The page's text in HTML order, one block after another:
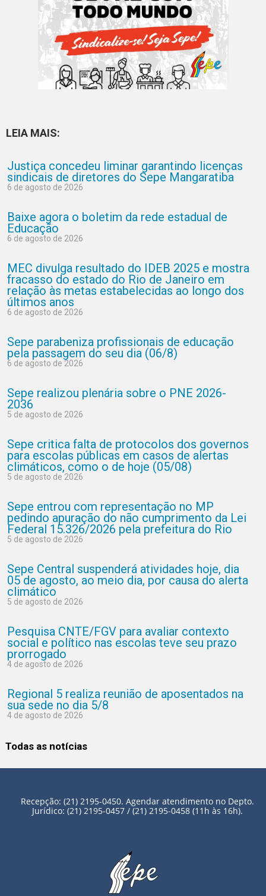
LEIA MAIS:
Justiça concedeu liminar garantindo licenças
sindicais de diretores do Sepe Mangaratiba
6 de agosto de 2026
Baixe agora o boletim da rede estadual de
Educação
6 de agosto de 2026
MEC divulga resultado do IDEB 2025 e mostra
fracasso do estado do Rio de Janeiro em
relação às metas estabelecidas ao longo dos
últimos anos
6 de agosto de 2026
Sepe parabeniza profissionais de educação
pela passagem do seu dia (06/8)
6 de agosto de 2026
Sepe realizou plenária sobre o PNE 2026-
2036
5 de agosto de 2026
Sepe critica falta de protocolos dos governos
para escolas públicas em casos de alertas
climáticos, como o de hoje (05/08)
5 de agosto de 2026
Sepe entrou com representação no MP
pedindo apuração do não cumprimento da Lei
Federal 15.326/2026 pela prefeitura do Rio
5 de agosto de 2026
Sepe Central suspenderá atividades hoje, dia
05 de agosto, ao meio dia, por causa do alerta
climático
5 de agosto de 2026
Pesquisa CNTE/FGV para avaliar contexto
social e político nas escolas teve seu prazo
prorrogado
4 de agosto de 2026
Regional 5 realiza reunião de aposentados na
sua sede no dia 5/8
4 de agosto de 2026
Todas as notícias
Recepção: (21) 2195-0450. Agendar atendimento no Depto.
Jurídico: (21) 2195-0457 / (21) 2195-0458 (11h às 16h).